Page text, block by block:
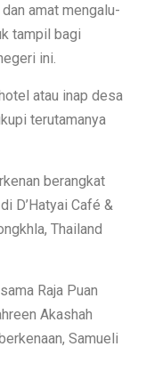
amat mengalu-
tampil bagi
ini.
atau inap desa
terutamanya
berangkat
D’Hatyai Café &
Thailand
Raja Puan
Akashah
Samueli